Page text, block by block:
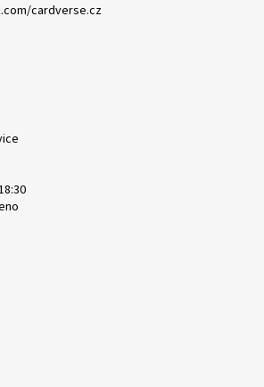
cardverse.cz